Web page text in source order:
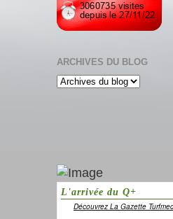
ARCHIVES DU BLOG